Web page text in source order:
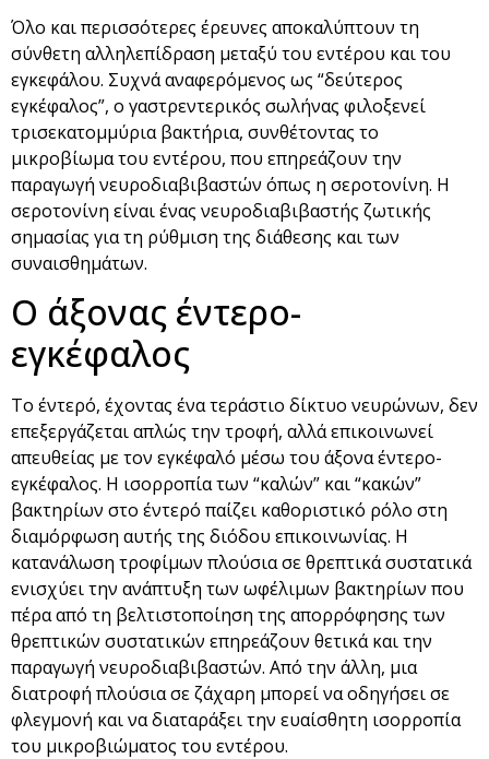
Όλο και περισσότερες έρευνες αποκαλύπτουν τη
σύνθετη αλληλεπίδραση μεταξύ του εντέρου και του
εγκεφάλου. Συχνά αναφερόμενος ως “δεύτερος
εγκέφαλος”, ο γαστρεντερικός σωλήνας φιλοξενεί
τρισεκατομμύρια βακτήρια, συνθέτοντας το
μικροβίωμα του εντέρου, που επηρεάζουν την
παραγωγή νευροδιαβιβαστών όπως η σεροτονίνη. Η
σεροτονίνη είναι ένας νευροδιαβιβαστής ζωτικής
σημασίας για τη ρύθμιση της διάθεσης και των
συναισθημάτων.
Ο άξονας έντερο-
εγκέφαλος
Το έντερό, έχοντας ένα τεράστιο δίκτυο νευρώνων, δεν
επεξεργάζεται απλώς την τροφή, αλλά επικοινωνεί
απευθείας με τον εγκέφαλό μέσω του άξονα έντερο-
εγκέφαλος. Η ισορροπία των “καλών” και “κακών”
βακτηρίων στο έντερό παίζει καθοριστικό ρόλο στη
διαμόρφωση αυτής της διόδου επικοινωνίας. Η
κατανάλωση τροφίμων πλούσια σε θρεπτικά συστατικά
ενισχύει την ανάπτυξη των ωφέλιμων βακτηρίων που
πέρα από τη βελτιστοποίηση της απορρόφησης των
θρεπτικών συστατικών επηρεάζουν θετικά και την
παραγωγή νευροδιαβιβαστών. Από την άλλη, μια
διατροφή πλούσια σε ζάχαρη μπορεί να οδηγήσει σε
φλεγμονή και να διαταράξει την ευαίσθητη ισορροπία
του μικροβιώματος του εντέρου.